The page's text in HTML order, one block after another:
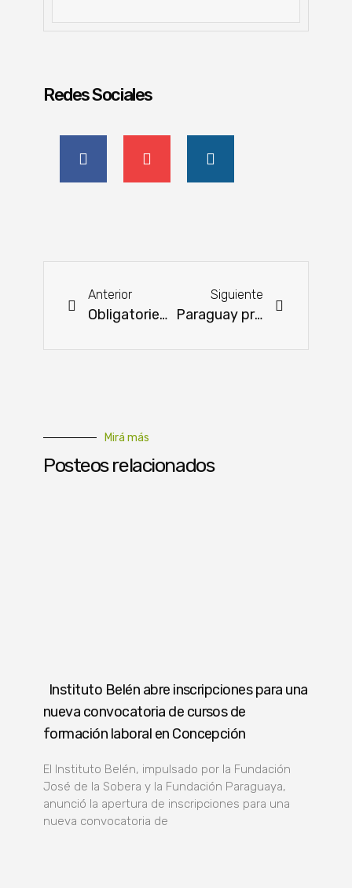
Redes Sociales
Anterior
Obligatoriedad de reservorios para riego arrocero en el Tebicuary
Siguiente
Paraguay presente en debate sobre Agricultura y Desarrollo Rural en Bélgica
Mirá más
Posteos relacionados
Instituto Belén abre inscripciones para una
nueva convocatoria de cursos de
formación laboral en Concepción
El Instituto Belén, impulsado por la Fundación
José de la Sobera y la Fundación Paraguaya,
anunció la apertura de inscripciones para una
nueva convocatoria de